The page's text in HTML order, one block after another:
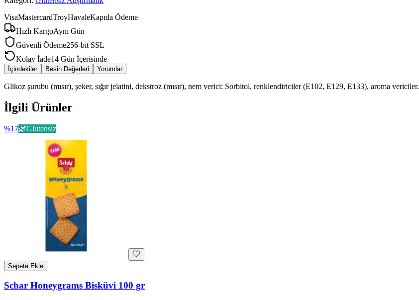
VisaMastercardTroyHavaleKapıda Ödeme
Hızlı KargoAynı Gün
Güvenli Ödeme256-bit SSL
Kolay İade14 Gün İçerisinde
İçindekiler Besin Değerleri Yorumlar
Glikoz şurubu (mısır), şeker, sığır jelatini, dekstroz (mısır), nem verici: Sorbitol, renklendiriciler (E102, E129, E133), aroma vericiler.
İlgili Ürünler
%17🌿Glutensiz
Sepete Ekle
Schar Honeygrams Bisküvi 100 gr